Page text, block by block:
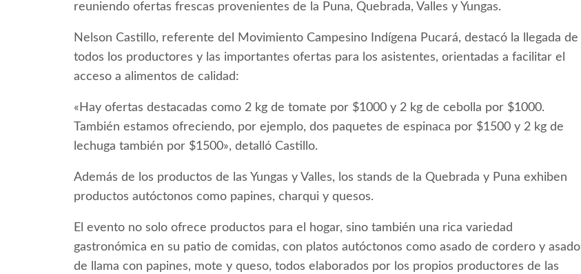
reuniendo ofertas frescas provenientes de la Puna, Quebrada, Valles y Yungas.
Nelson Castillo, referente del Movimiento Campesino Indígena Pucará, destacó la llegada de
todos los productores y las importantes ofertas para los asistentes, orientadas a facilitar el
acceso a alimentos de calidad:
«Hay ofertas destacadas como 2 kg de tomate por $1000 y 2 kg de cebolla por $1000.
También estamos ofreciendo, por ejemplo, dos paquetes de espinaca por $1500 y 2 kg de
lechuga también por $1500», detalló Castillo.
Además de los productos de las Yungas y Valles, los stands de la Quebrada y Puna exhiben
productos autóctonos como papines, charqui y quesos.
El evento no solo ofrece productos para el hogar, sino también una rica variedad
gastronómica en su patio de comidas, con platos autóctonos como asado de cordero y asado
de llama con papines, mote y queso, todos elaborados por los propios productores de las